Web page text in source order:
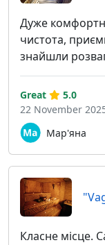
Дуже
чистота,
знайшли
Мар'яна
Great
5.0
22 November
Класне місце.